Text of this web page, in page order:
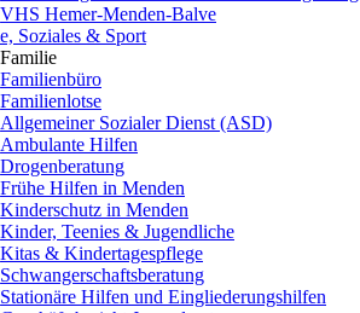
VHS Hemer-Menden-Balve
Soziales & Sport
Familie
Familienbüro
Familienlotse
Allgemeiner Sozialer Dienst (ASD)
Ambulante Hilfen
Drogenberatung
Frühe Hilfen in Menden
Kinderschutz in Menden
Kinder, Teenies & Jugendliche
Kitas & Kindertagespflege
Schwangerschaftsberatung
Stationäre Hilfen und Eingliederungshilfen